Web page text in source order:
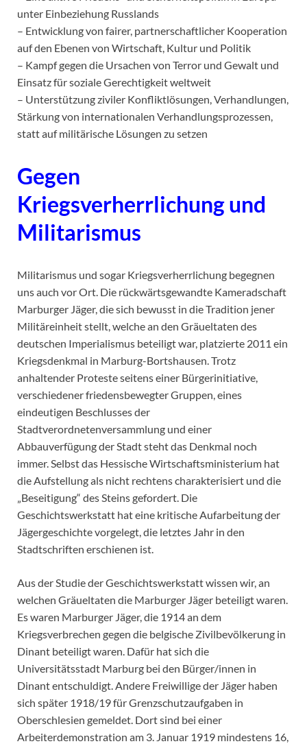
unter Einbeziehung Russlands
– Entwicklung von fairer, partnerschaftlicher Kooperation
auf den Ebenen von Wirtschaft, Kultur und Politik
– Kampf gegen die Ursachen von Terror und Gewalt und
Einsatz für soziale Gerechtigkeit weltweit
– Unterstützung ziviler Konfliktlösungen, Verhandlungen,
Stärkung von internationalen Verhandlungsprozessen,
statt auf militärische Lösungen zu setzen
Gegen
Kriegsverherrlichung und
Militarismus
Militarismus und sogar Kriegsverherrlichung begegnen
uns auch vor Ort. Die rückwärtsgewandte Kameradschaft
Marburger Jäger, die sich bewusst in die Tradition jener
Militäreinheit stellt, welche an den Gräueltaten des
deutschen Imperialismus beteiligt war, platzierte 2011 ein
Kriegsdenkmal in Marburg-Bortshausen. Trotz
anhaltender Proteste seitens einer Bürgerinitiative,
verschiedener friedensbewegter Gruppen, eines
eindeutigen Beschlusses der
Stadtverordnetenversammlung und einer
Abbauverfügung der Stadt steht das Denkmal noch
immer. Selbst das Hessische Wirtschaftsministerium hat
die Aufstellung als nicht rechtens charakterisiert und die
„Beseitigung“ des Steins gefordert. Die
Geschichtswerkstatt hat eine kritische Aufarbeitung der
Jägergeschichte vorgelegt, die letztes Jahr in den
Stadtschriften erschienen ist.
Aus der Studie der Geschichtswerkstatt wissen wir, an
welchen Gräueltaten die Marburger Jäger beteiligt waren.
Es waren Marburger Jäger, die 1914 an dem
Kriegsverbrechen gegen die belgische Zivilbevölkerung in
Dinant beteiligt waren. Dafür hat sich die
Universitätsstadt Marburg bei den Bürger/innen in
Dinant entschuldigt. Andere Freiwillige der Jäger haben
sich später 1918/19 für Grenzschutzaufgaben in
Oberschlesien gemeldet. Dort sind bei einer
Arbeiterdemonstration am 3. Januar 1919 mindestens 16,